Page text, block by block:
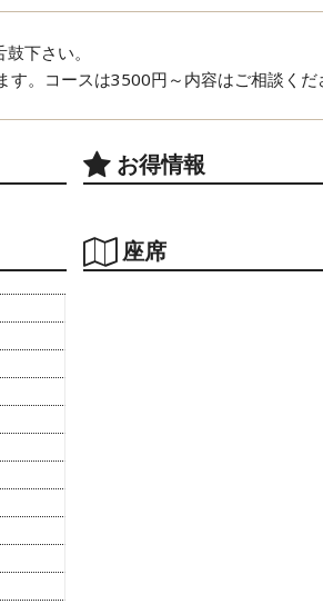
下さい。
す。コースは3500円～内容はご相談くだ
お得情報
座席